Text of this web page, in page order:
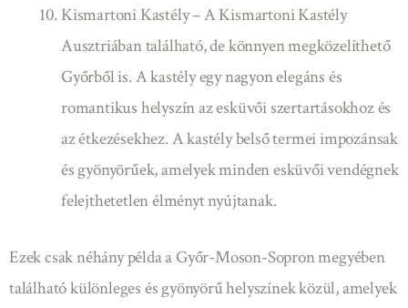
Kismartoni Kastély – A Kismartoni Kastély
Ausztriában található, de könnyen megközelíthető
Győrből is. A kastély egy nagyon elegáns és
romantikus helyszín az esküvői szertartásokhoz és
az étkezésekhez. A kastély belső termei impozánsak
és gyönyörűek, amelyek minden esküvői vendégnek
felejthetetlen élményt nyújtanak.
Ezek csak néhány példa a Győr-Moson-Sopron megyében
található különleges és gyönyörű helyszínek közül, amelyek